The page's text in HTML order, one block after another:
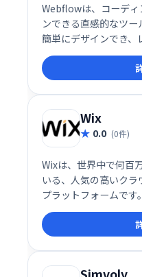
Webflowは、コーディ
ンできる直感的なツ
簡単にデザインでき、
応。完成したサイト
コードをエクスポート
を利用することも可
い柔軟性を兼ね備え
トを効率的に構築でき
Wix
0.0 (0件)
Wixは、世界中で何百
いる、人気の高いク
プラットフォームで
ング不要で簡単に美
す。ブログ、オンライ
ど、様々なニーズに
的に合わせて柔軟に
高いウェブサイト構築